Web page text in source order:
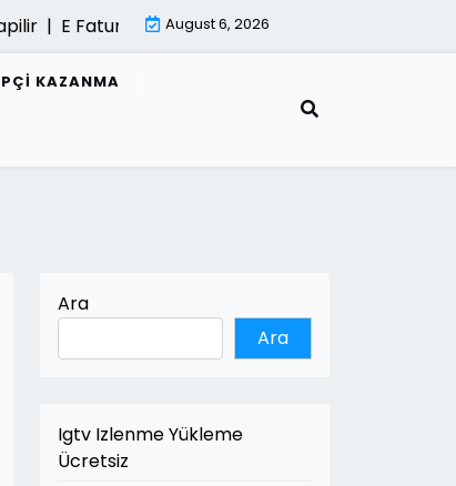
|E Fatura Belgeleri Nasil Saklanir |
August 6, 2026
KAZANMA
Ara
Ara
Igtv Izlenme Yükleme
Ücretsiz